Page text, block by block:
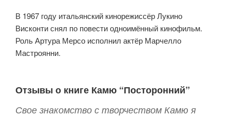
В 1967 году итальянский кинорежиссёр Лукино
Висконти снял по повести одноимённый кинофильм.
Роль Артура Мерсо исполнил актёр Марчелло
Мастроянни.
Отзывы о книге Камю “Посторонний”
Свое знакомство с творчеством Камю я